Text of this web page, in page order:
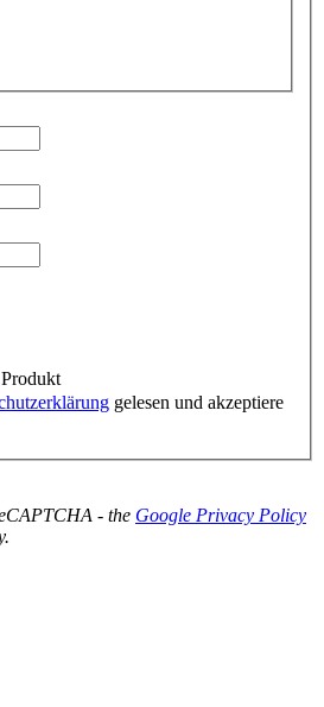
gelesen und akzeptiere
- the Google Privacy Policy